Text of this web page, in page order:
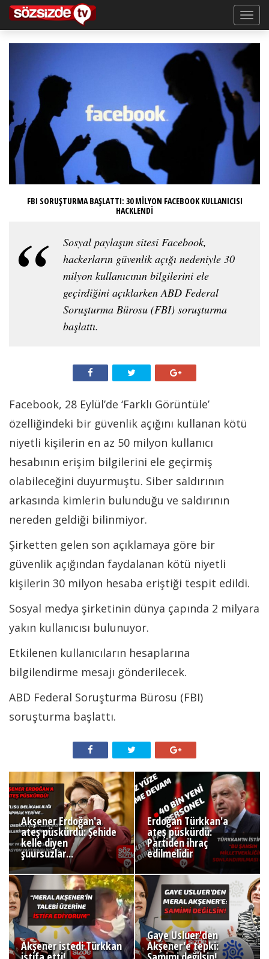
FBI SORUŞTURMA BAŞLATTI: 30 MİLYON FACEBOOK KULLANICISI
HACKLENDİ
Sosyal paylaşım sitesi Facebook,
hackerların güvenlik açığı nedeniyle 30
milyon kullanıcının bilgilerini ele
geçirdiğini açıklarken ABD Federal
Soruşturma Bürosu (FBI) soruşturma
başlattı.
Facebook, 28 Eylül’de ‘Farklı Görüntüle’
özelliğindeki bir güvenlik açığını kullanan kötü
niyetli kişilerin en az 50 milyon kullanıcı
hesabının erişim bilgilerini ele geçirmiş
olabileceğini duyurmuştu. Siber saldırının
arkasında kimlerin bulunduğu ve saldırının
nereden geldiği bilinmiyor.
Şirketten gelen son açıklamaya göre bir
güvenlik açığından faydalanan kötü niyetli
kişilerin 30 milyon hesaba eriştiği tespit edildi.
Sosyal medya şirketinin dünya çapında 2 milyara
yakın kullanıcısı bulunuyor.
Etkilenen kullanıcıların hesaplarına
bilgilendirme mesajı gönderilecek.
ABD Federal Soruşturma Bürosu (FBI)
soruşturma başlattı.
Akşener Erdoğan'a
ateş püskürdü: Şehide
kelle diyen
şuursuzlar...
Erdoğan Türkkan'a
ateş püskürdü:
Partiden ihraç
edilmelidir
Akşener istedi Türkkan
Gaye Usluer'den
Akşener'e tepki: